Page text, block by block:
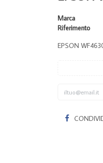
Marca
Riferimento
EPSON